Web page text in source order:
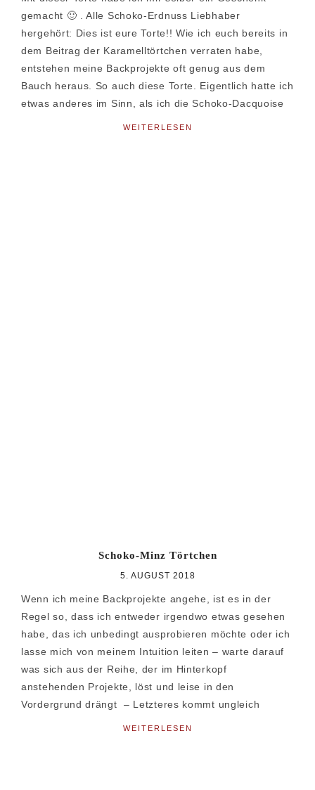
gemacht 🙂 . Alle Schoko-Erdnuss Liebhaber
hergehört: Dies ist eure Torte!! Wie ich euch bereits in
dem Beitrag der Karamelltörtchen verraten habe,
entstehen meine Backprojekte oft genug aus dem
Bauch heraus. So auch diese Torte. Eigentlich hatte ich
etwas anderes im Sinn, als ich die Schoko-Dacquoise
WEITERLESEN
Schoko-Minz Törtchen
5. AUGUST 2018
Wenn ich meine Backprojekte angehe, ist es in der
Regel so, dass ich entweder irgendwo etwas gesehen
habe, das ich unbedingt ausprobieren möchte oder ich
lasse mich von meinem Intuition leiten – warte darauf
was sich aus der Reihe, der im Hinterkopf
anstehenden Projekte, löst und leise in den
Vordergrund drängt – Letzteres kommt ungleich
WEITERLESEN